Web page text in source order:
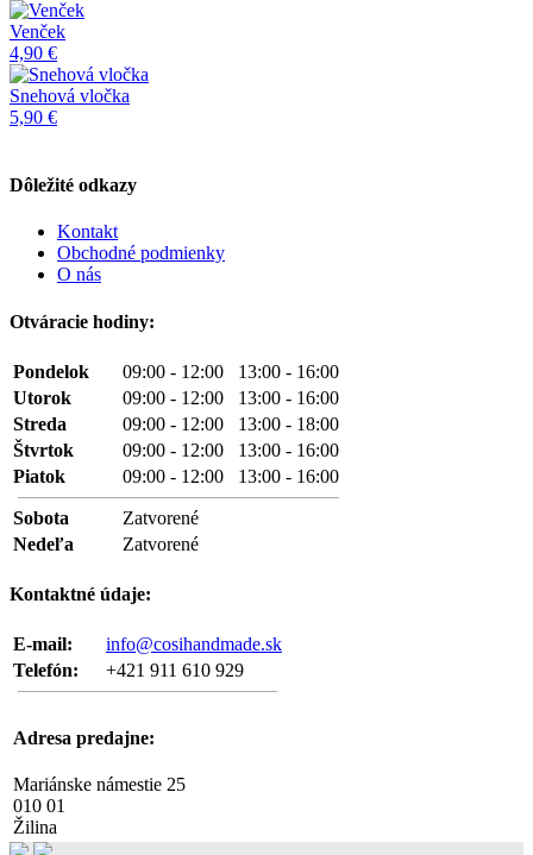
Venček
4,90 €
Snehová vločka
5,90 €
Dôležité odkazy
Kontakt
Obchodné podmienky
O nás
Otváracie hodiny:
Pondelok
09:00 - 12:00 13:00 - 16:00
Utorok
09:00 - 12:00 13:00 - 16:00
Streda
09:00 - 12:00 13:00 - 18:00
Štvrtok
09:00 - 12:00 13:00 - 16:00
Piatok
09:00 - 12:00 13:00 - 16:00
Sobota
Zatvorené
Nedeľa
Zatvorené
Kontaktné údaje:
E-mail:
info@cosihandmade.sk
Telefón:
+421 911 610 929
Adresa predajne:
Mariánske námestie 25
010 01
Žilina